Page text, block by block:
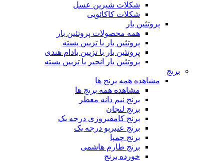
شکلات شیرین عسل
شکلات کاکائویی
پروتئین بار
همه محصولات پروتئین بار
پروتئین بار با تزیین پسته
پروتئین بار با تزیین بادام هندی
پروتئین بار انجیر با تزیین پسته
برنج
مشاهده همه برنج ها
مشاهده همه برنج ها
برنج نیم دانه معطر
برنج لنجان
برنج کامفیروزی درجه یک
برنج عنبربو درجه یک
برنج چمپا
برنج طارم هاشمی
خورده برنج